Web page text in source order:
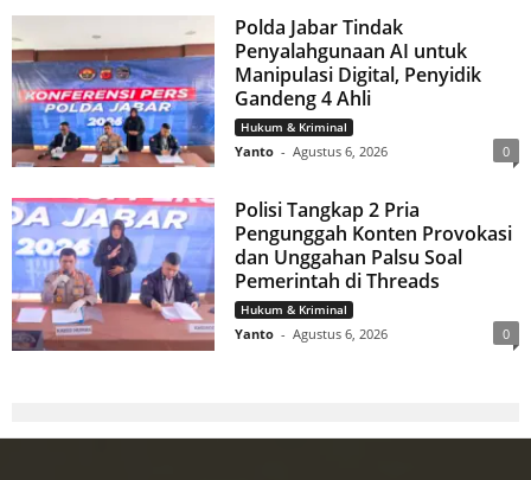
Polda Jabar Tindak
Penyalahgunaan AI untuk
Manipulasi Digital, Penyidik
Gandeng 4 Ahli
Hukum & Kriminal
Yanto - Agustus 6, 2026 0
Polisi Tangkap 2 Pria
Pengunggah Konten Provokasi
dan Unggahan Palsu Soal
Pemerintah di Threads
Hukum & Kriminal
Yanto - Agustus 6, 2026 0